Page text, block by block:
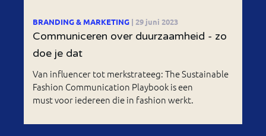
BRANDING & MARKETING | 29 juni 2023
Communiceren over duurzaamheid - zo
doe je dat
Van influencer tot merkstrateeg: The Sustainable
Fashion Communication Playbook is een
must voor iedereen die in fashion werkt.